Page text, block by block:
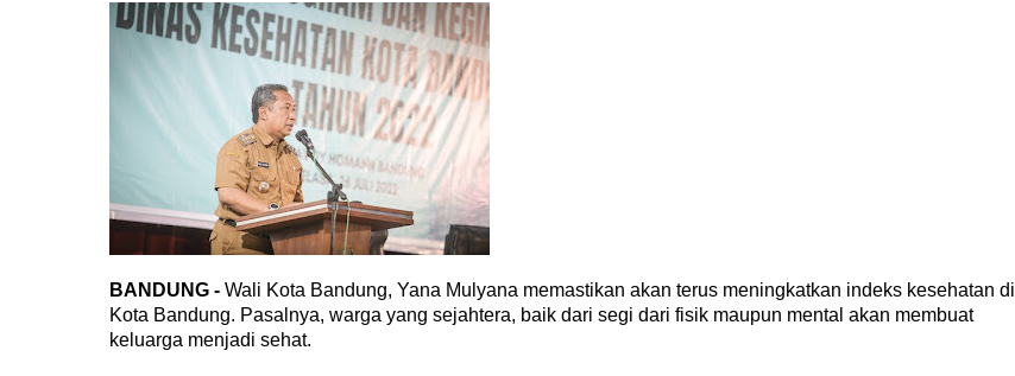
BANDUNG - Wali Kota Bandung, Yana Mulyana memastikan akan terus meningkatkan indeks kesehatan di
Kota Bandung. Pasalnya, warga yang sejahtera, baik dari segi dari fisik maupun mental akan membuat
keluarga menjadi sehat.